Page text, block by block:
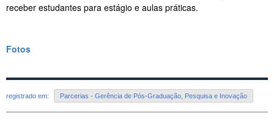
receber estudantes para estágio e aulas práticas.
Fotos
registrado em: Parcerias - Gerência de Pós-Graduação, Pesquisa e Inovação